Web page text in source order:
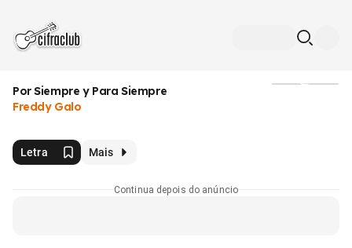
Por Siempre y Para Siempre
Freddy Galo
Letra Mais
Continua depois do anúncio